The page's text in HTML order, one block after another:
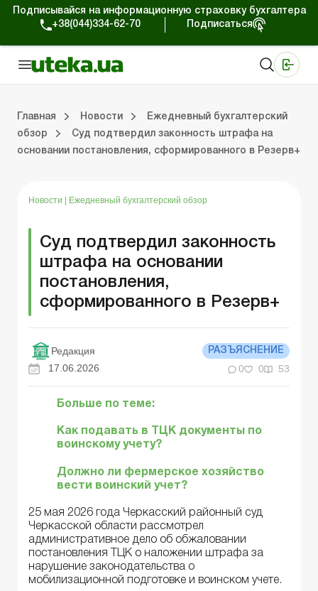
Подписывайся на информационную страховку бухгалтера
+38(044)334-62-70
Подписаться
Главная Новости
Ежедневный бухгалтерский
обзор
Суд подтвердил законность штрафа на
основании постановления, сформированного в Резерв+
Новости Ежедневный бухгалтерский обзор
Суд подтвердил законность
штрафа на основании
постановления,
сформированного в Резерв+
Редакция РАЗЪЯСНЕНИЕ
17.06.2026 0 0 53
Больше по теме:
Как подавать в ТЦК документы по
воинскому учету?
Должно ли фермерское хозяйство
вести воинский учет?
25 мая 2026 года Черкасский районный суд
Черкасской области рассмотрел
административное дело об обжаловании
постановления ТЦК о наложении штрафа за
нарушение законодательства о
мобилизационной подготовке и воинском учете.